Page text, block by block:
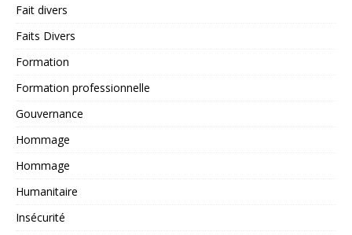
Fait divers
Faits Divers
Formation
Formation professionnelle
Gouvernance
Hommage
Hommage
Humanitaire
Insécurité